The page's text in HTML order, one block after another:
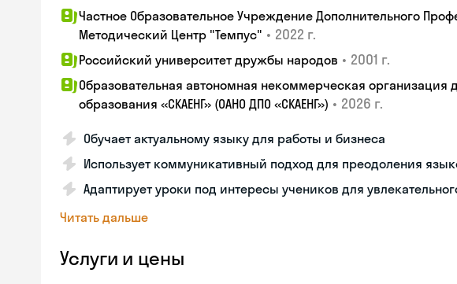
Частное Образовательное Учреждение Дополнительного
Методический Центр "Темпус" • 2022 г.
Российский университет дружбы народов • 2001 г.
Образовательная автономная некоммерческая организация
образования «СКАЕНГ» (ОАНО ДПО «СКАЕНГ») • 2026 г.
Обучает актуальному языку для работы и бизнеса
Использует коммуникативный подход для преодоления
Адаптирует уроки под интересы учеников для
Читать дальше
Услуги и цены